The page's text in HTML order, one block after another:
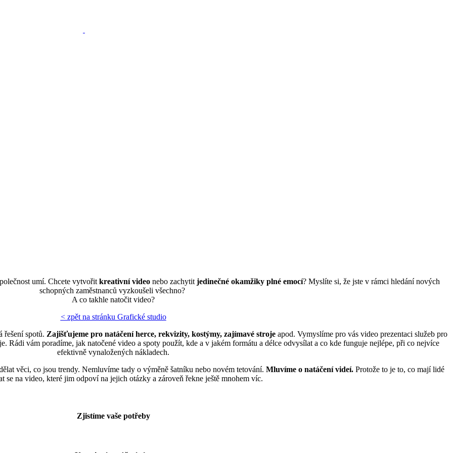
umí. Chcete vytvořitkreativní videonebo zachytitjedinečné okamžiky plné emocí? Myslíte si, že jste v rámci hledání nových
schopných zaměstnanců vyzkoušeli všechno?
A co takhle natočit video?
< zpět na stránku Grafické studio
řešení spotů. Zajišťujeme pro natáčení herce, rekvizity, kostýmy, zajímavé stroje apod. Vymyslíme pro vás video prezentaci služeb pro
Rádi vám poradíme, jak natočené video a spoty použít, kde a v jakém formátu a délce odvysílat a co kde funguje nejlépe, při co nejvíce
efektivně vynaložených nákladech.
věci, co jsou trendy. Nemluvíme tady o výměně šatníku nebo novém tetování. Mluvíme o natáčení videí. Protože to je to, co mají lidé
se na video, které jim odpoví na jejich otázky a zároveň řekne ještě mnohem víc.
Zjistíme vaše potřeby